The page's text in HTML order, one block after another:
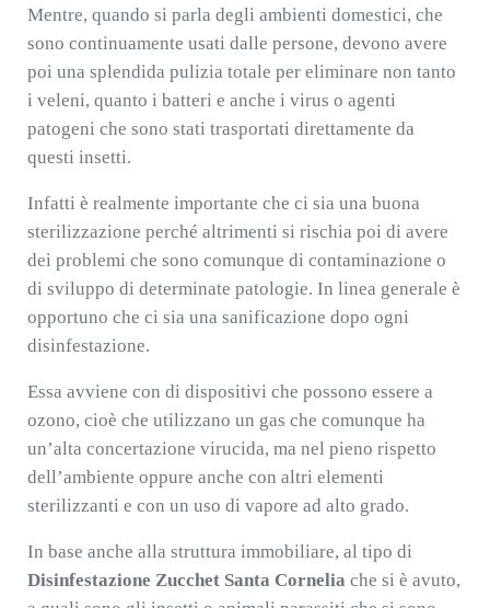
Mentre, quando si parla degli ambienti domestici, che
sono continuamente usati dalle persone, devono avere
poi una splendida pulizia totale per eliminare non tanto
i veleni, quanto i batteri e anche i virus o agenti
patogeni che sono stati trasportati direttamente da
questi insetti.
Infatti è realmente importante che ci sia una buona
sterilizzazione perché altrimenti si rischia poi di avere
dei problemi che sono comunque di contaminazione o
di sviluppo di determinate patologie. In linea generale è
opportuno che ci sia una sanificazione dopo ogni
disinfestazione.
Essa avviene con di dispositivi che possono essere a
ozono, cioè che utilizzano un gas che comunque ha
un’alta concertazione virucida, ma nel pieno rispetto
dell’ambiente oppure anche con altri elementi
sterilizzanti e con un uso di vapore ad alto grado.
In base anche alla struttura immobiliare, al tipo di
Disinfestazione Zucchet Santa Cornelia che si è avuto,